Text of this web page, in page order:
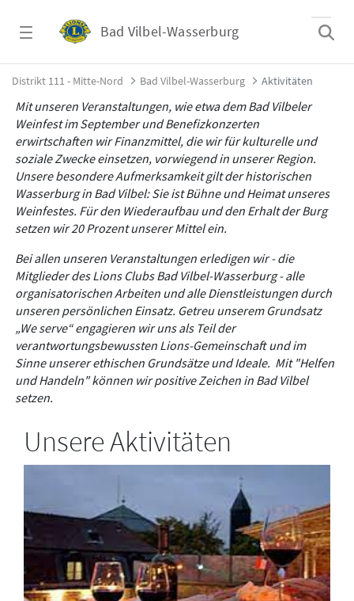
Bad Vilbel-Wasserburg
Veranstaltungen, Aktivitäten und Activities
Distrikt 111 - Mitte-Nord Bad Vilbel-Wasserburg Aktivitäten
Mit unseren Veranstaltungen, wie etwa dem Bad Vilbeler
Weinfest im September und Benefizkonzerten
erwirtschaften wir Finanzmittel, die wir für kulturelle und
soziale Zwecke einsetzen, vorwiegend in unserer Region.
Unsere besondere Aufmerksamkeit gilt der historischen
Wasserburg in Bad Vilbel: Sie ist Bühne und Heimat unseres
Weinfestes. Für den Wiederaufbau und den Erhalt der Burg
setzen wir 20 Prozent unserer Mittel ein.
Bei allen unseren Veranstaltungen erledigen wir - die
Mitglieder des Lions Clubs Bad Vilbel-Wasserburg - alle
organisatorischen Arbeiten und alle Dienstleistungen durch
unseren persönlichen Einsatz. Getreu unserem Grundsatz
„We serve“ engagieren wir uns als Teil der
verantwortungsbewussten Lions-Gemeinschaft und im
Sinne unserer ethischen Grundsätze und Ideale. Mit "Helfen
und Handeln" können wir positive Zeichen in Bad Vilbel
setzen.
Unsere Aktivitäten